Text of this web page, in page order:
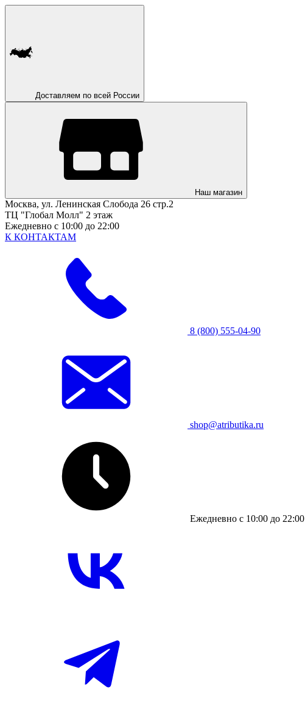
Доставляем по всей России
Наш магазин
Москва, ул. Ленинская Слобода 26 стр.2
ТЦ "Глобал Молл" 2 этаж
Ежедневно с 10:00 до 22:00
К КОНТАКТАМ
8 (800) 555-04-90
shop@atributika.ru
Ежедневно с 10:00 до 22:00